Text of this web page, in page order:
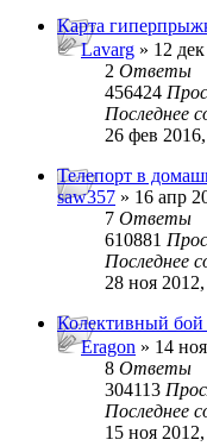
Карта
Lavarg » 12
2 Ответы
456424
Последнее
26 фев
Телепорт в
saw357 » 16 апр
7 Ответы
610881
Последнее
28 ноя
Колективный
Eragon » 14
8 Ответы
304113
Последнее
15 ноя